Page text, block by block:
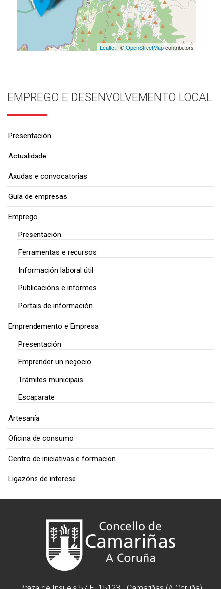
Leaflet| ©OpenStreetMapcontributors
EMPREGO E DESENVOLVEMENTO LOCAL
Presentación
Actualidade
Axudas e convocatorias
Guía de empresas
Emprego
Presentación
Ferramentas e recursos
Información laboral útil
Publicacións e informes
Portais de información
Emprendemento e Empresa
Presentación
Emprender un negocio
Trámites municipais
Escaparate
Artesanía
Oficina de consumo
Centro de iniciativas e formación
Ligazóns de interese